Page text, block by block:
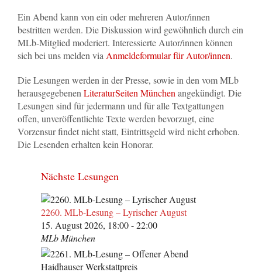
Ein Abend kann von ein oder mehreren Autor/innen
bestritten werden. Die Diskussion wird gewöhnlich durch ein
MLb-Mitglied moderiert. Interessierte Autor/innen können
sich bei uns melden viaAnmeldeformular für Autor/innen.
Die Lesungen werden in der Presse, sowie in den vom MLb
herausgegebenen LiteraturSeiten München angekündigt. Die
Lesungen sind für jedermann und für alle Textgattungen
offen, unveröffentlichte Texte werden bevorzugt, eine
Vorzensur findet nicht statt, Eintrittsgeld wird nicht erhoben.
Die Lesenden erhalten kein Honorar.
Nächste Lesungen
2260. MLb-Lesung – Lyrischer August
15. August 2026, 18:00 - 22:00
MLb München